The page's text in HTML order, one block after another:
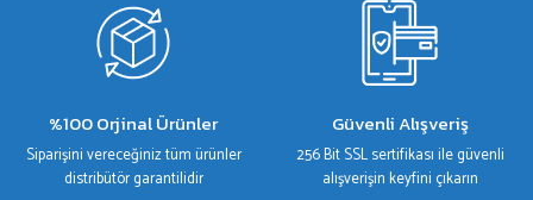
%100 Orjinal Ürünler
Siparişini vereceğiniz tüm ürünler
distribütör garantilidir
Güvenli Alışveriş
256 Bit SSL sertifikası ile güvenli
alışverişin keyfini çıkarın